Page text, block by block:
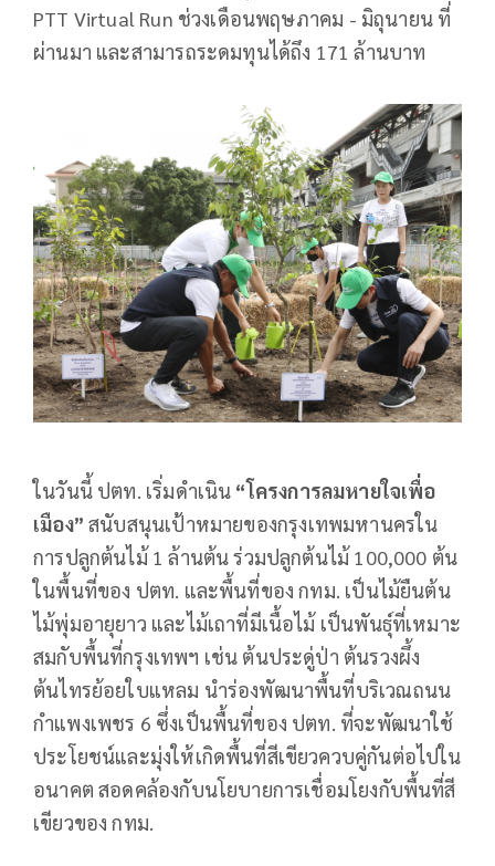
PTT Virtual Run ช่วงเดือนพฤษภาคม - มิถุนายน ที่
ผ่านมา และสามารถระดมทุนได้ถึง 171 ล้านบาท
ในวันนี้ ปตท. เริ่มดำเนิน “โครงการลมหายใจเพื่อ
เมือง” สนับสนุนเป้าหมายของกรุงเทพมหานครใน
การปลูกต้นไม้ 1 ล้านต้น ร่วมปลูกต้นไม้ 100,000 ต้น
ในพื้นที่ของ ปตท. และพื้นที่ของ กทม. เป็นไม้ยืนต้น
ไม้พุ่มอายุยาว และไม้เถาที่มีเนื้อไม้ เป็นพันธุ์ที่เหมาะ
สมกับพื้นที่กรุงเทพฯ เช่น ต้นประดู่ป่า ต้นรวงผึ้ง
ต้นไทรย้อยใบแหลม นำร่องพัฒนาพื้นที่บริเวณถนน
กำแพงเพชร 6 ซึ่งเป็นพื้นที่ของ ปตท. ที่จะพัฒนาใช้
ประโยชน์และมุ่งให้เกิดพื้นที่สีเขียวควบคู่กันต่อไปใน
อนาคต สอดคล้องกับนโยบายการเชื่อมโยงกับพื้นที่สี
เขียวของ กทม.